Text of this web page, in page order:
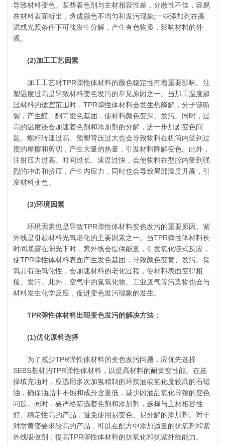
导致材料变色。某些着色剂与主材相容性差，分散性不佳，容易
在材料表面析出，造成颜色不均匀和发污现象;一些添加剂在高
温或光照条件下可能发生分解，产生有色物质，影响材料的外
观。
(2)加工工艺因素
加工工艺对TPR弹性体材料的颜色稳定性有着重要影响。注
塑温度过高是导致材料变色发污的常见原因之一。当加工温度超
过材料的适宜范围时，TPR弹性体材料会发生热降解，分子链断
裂，产生醛、酮等发色基团，使材料颜色变深、发污。同时，过
高的温度还会加速着色剂和添加剂的分解，进一步加剧变色问
题。螺杆转速过高、预塑背压过大也会导致物料在机筒内受到过
度的摩擦和剪切，产生大量的热量，引发材料降解变色。此外，
注射压力过高、时间过长、速度过快，会使物料在型腔内受到强
烈的冲击和挤压，产生内应力，同时也会导致局部温度升高，引
发材料变色。
(3)环境因素
环境因素也是导致TPR弹性体材料变色发污的重要原因。紫
外线是引起材料光氧老化的主要因素之一。当TPR弹性体材料长
时间暴露在阳光下时，紫外线会提供能量，引发氧化链式反应，
使TPR弹性体材料表面产生发色基团，导致颜色变黄、发污。臭
氧具有强氧化性，会加速材料的老化过程，使材料表面变得粗
糙、发污。此外，空气中的氮氧化物、工业废气等污染物也会与
材料发生化学反应，促进变色发污现象的发生。
TPR弹性体材料出现变色发污的解决方法：
(1)优化原料选择
为了减少TPR弹性体材料的变色发污问题，应优先选择
SEBS基材的TPR弹性体材料，以提高材料的耐黄变性能。在选
择填充油时，应选用多次加氢精制的环烷油或氢化度较高的石蜡
油，确保油品中不饱和成分含量低，减少因油品氧化导致的变色
问题。同时，要严格筛选着色剂和添加剂，选择与主材相容性
好、稳定性高的产品，避免使用易变色、易分解的添加剂。对于
对耐黄变要求较高的产品，可以在配方中添加适量的抗氧剂和紫
外线吸收剂，提高TPR弹性体材料的抗氧化和抗紫外线能力。